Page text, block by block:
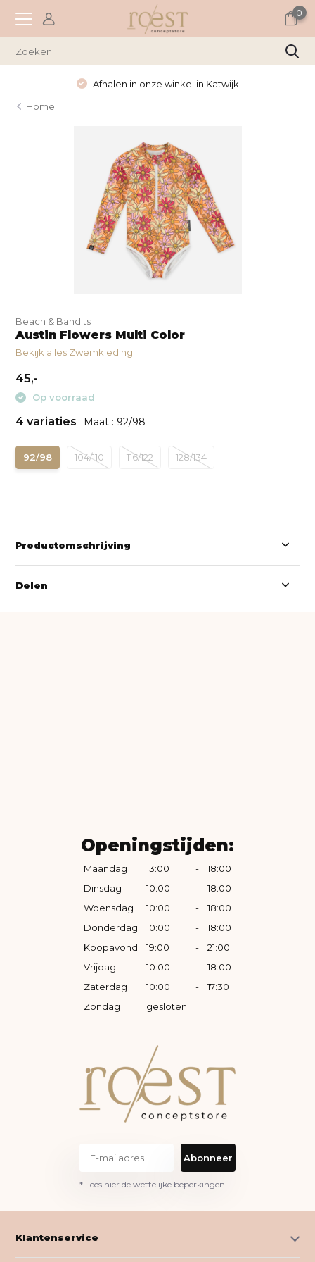
0
Afhalen in onze winkel in Katwijk
Home
Beach & Bandits
Austin Flowers Multi Color
Bekijk alles Zwemkleding
45,-
Op voorraad
4 variaties Maat : 92/98
92/98 104/110 116/122 128/134
Productomschrijving
Delen
Openingstijden:
Maandag 13:00 -
18:00
Dinsdag
10:00 -
18:00
Woensdag
10:00 -
18:00
Donderdag
10:00 -
18:00
Koopavond
19:00 -
21:00
Vrijdag
10:00 -
18:00
Zaterdag
10:00 -
17:30
Zondag
gesloten
Abonneer
* Lees hier de wettelijke beperkingen
Klantenservice